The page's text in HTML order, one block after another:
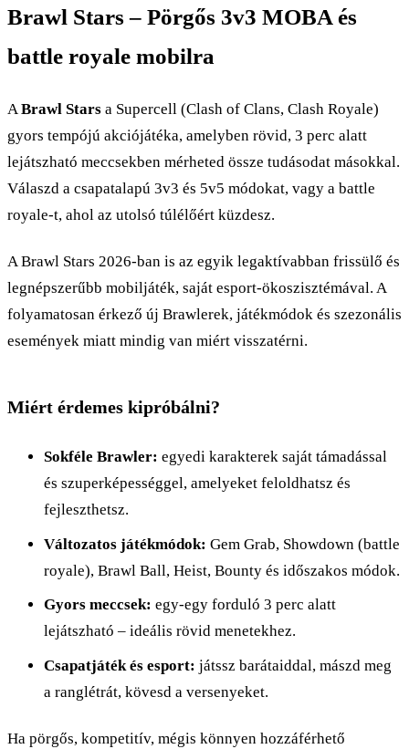
Brawl Stars – Pörgős 3v3 MOBA és
battle royale mobilra
ABrawl Stars a Supercell (Clash of Clans, Clash Royale)
gyors tempójú akciójátéka, amelyben rövid, 3 perc alatt
lejátszható meccsekben mérheted össze tudásodat másokkal.
Válaszd a csapatalapú 3v3 és 5v5 módokat, vagy a battle
royale-t, ahol az utolsó túlélőért küzdesz.
A Brawl Stars 2026-ban is az egyik legaktívabban frissülő és
legnépszerűbb mobiljáték, saját esport-ökoszisztémával. A
folyamatosan érkező új Brawlerek, játékmódok és szezonális
események miatt mindig van miért visszatérni.
Miért érdemes kipróbálni?
Sokféle Brawler: egyedi karakterek saját támadással
és szuperképességgel, amelyeket feloldhatsz és
fejleszthetsz.
Változatos játékmódok: Gem Grab, Showdown (battle
royale), Brawl Ball, Heist, Bounty és időszakos módok.
Gyors meccsek: egy-egy forduló 3 perc alatt
lejátszható – ideális rövid menetekhez.
Csapatjáték és esport: játssz barátaiddal, mászd meg
a ranglétrát, kövesd a versenyeket.
Ha pörgős, kompetitív, mégis könnyen hozzáférhető